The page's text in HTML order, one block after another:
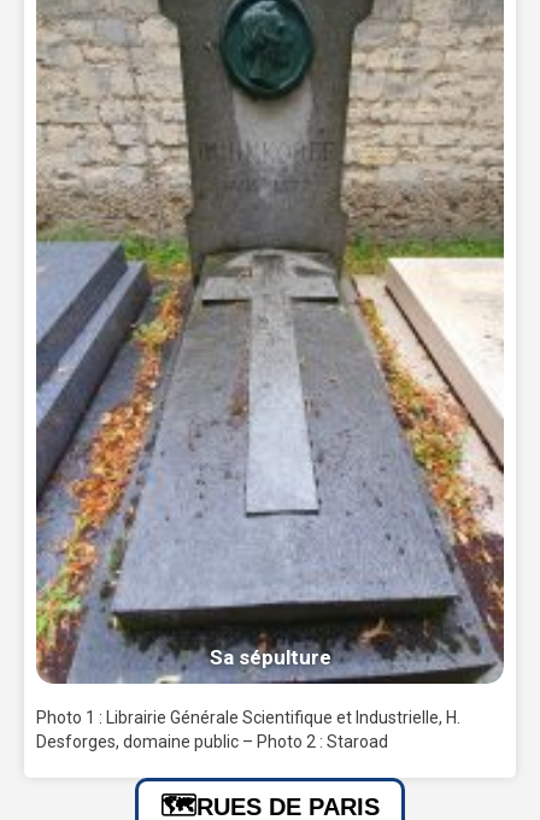
Sa sépulture
Photo 1 : Librairie Générale Scientifique et Industrielle, H.
Desforges, domaine public – Photo 2 : Staroad
RUES DE PARIS